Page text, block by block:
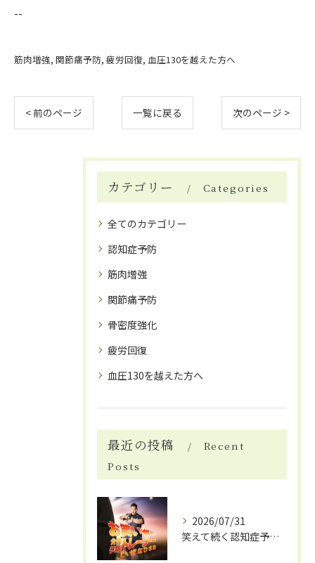
--
筋肉増強 関節痛予防 疲労回復 血圧130を越えた方へ
< 前のページ 一覧に戻る 次のページ >
カテゴリー Categories
全てのカテゴリー
認知症予防
筋肉増強
関節痛予防
骨密度強化
疲労回復
血圧130を越えた方へ
最近の投稿
Recent
Posts
2026/07/31
笑えて続く認知症予防体操